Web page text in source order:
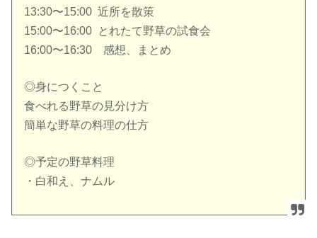
13:30〜15:00 近所を散策
15:00〜16:00 とれたて野草の試食会
16:00〜16:30 感想、まとめ
◎身につくこと
食べれる野草の見分け方
簡単な野草の料理の仕方
◎予定の野草料理
・白和え、ナムル